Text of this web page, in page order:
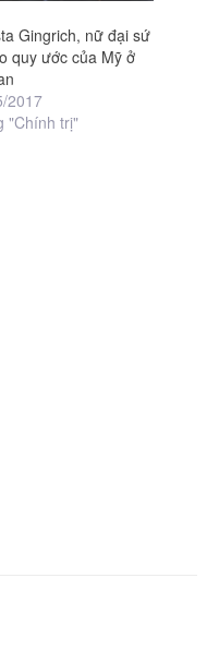
Gingrich, nữ đại sứ
quy ước của Mỹ ở
2017
"Chính trị"